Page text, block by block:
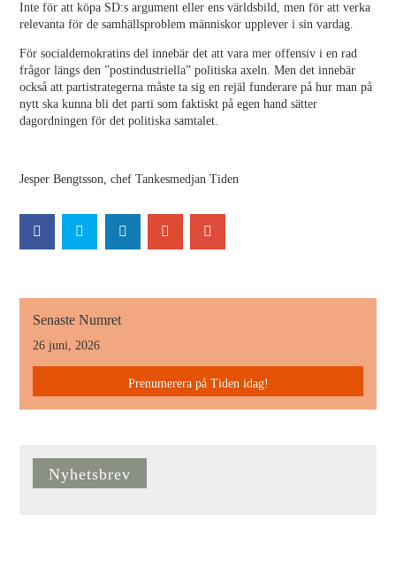
Inte för att köpa SD:s argument eller ens världsbild, men för att verka
relevanta för de samhällsproblem människor upplever i sin vardag.
För socialdemokratins del innebär det att vara mer offensiv i en rad
frågor längs den ”postindustriella” politiska axeln. Men det innebär
också att partistrategerna måste ta sig en rejäl funderare på hur man på
nytt ska kunna bli det parti som faktiskt på egen hand sätter
dagordningen för det politiska samtalet.
Jesper Bengtsson, chef Tankesmedjan Tiden
Senaste Numret
26 juni, 2026
Prenumerera på Tiden idag!
Nyhetsbrev